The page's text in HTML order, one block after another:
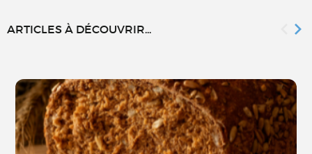
ARTICLES À DÉCOUVRIR...